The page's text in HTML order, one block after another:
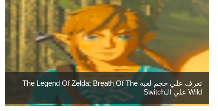
تعرف علي حجم لعبة The Legend Of Zelda: Breath Of The
Wild علي الـSwitch